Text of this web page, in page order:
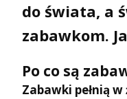
do świata, a
zabawkom.
Po co są
Zabawki pełnią